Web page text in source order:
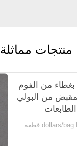
منتجات مماثلة
من الفوم
مم بمقبض من البولي